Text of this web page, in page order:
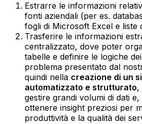
Estrarre le informazioni
fonti aziendali (per es.
fogli di Microsoft Excel e liste
Trasferire le informazioni
centralizzato, dove poter
tabelle e definire le logiche
problema presentato dal
quindi nella creazione di un
automatizzato e strutturato,
gestire grandi volumi di dati
ottenere insight preziosi per
produttività e la qualità dei